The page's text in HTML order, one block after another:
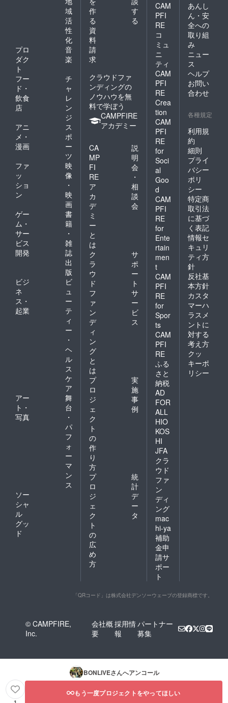
域
活
性
化
プロ
ダク
ト
音
楽
フー
ド・
飲食
店
チ
ャ
レ
ン
ジ
アニ
メ・
漫画
ス
ポ
ー
ツ
ファ
ッ
ショ
ン
映
像
・
映
画
ゲー
ム・
サー
ビス
開発
書
籍
・
雑
誌
出
版
ビジ
ネ
ス・
起業
ビ
ュ
ー
テ
ィ
ー
・
ヘ
ル
ス
ケ
ア
アー
ト・
写真
舞
台
・
パ
フ
ォ
ー
マ
ン
ス
ソー
シャ
ル
グッ
ド
作
る
す
る
資
料
請
求
クラウドファ
ンディングの
ノウハウを無
料で学ぼう
CAMPFIRE
アカデミー
CA
MP
FI
RE
ア
カ
デ
ミ
ー
と
は
説
明
会
・
相
談
会
ク
ラ
ウ
ド
フ
ァ
ン
デ
ィ
ン
グ
と
は
サ
ポ
ー
ト
サ
ー
ビ
ス
プ
ロ
ジ
ェ
ク
ト
の
作
り
方
実
施
事
例
プ
ロ
ジ
ェ
ク
ト
の
広
め
方
統
計
デ
ー
タ
CAM
PFI
RE
コ
ミュ
ニ
ティ
CAM
PFI
RE
Crea
tion
CAM
PFI
RE
for
Soci
al
Goo
d
CAM
PFI
RE
for
Ente
rtain
men
t
CAM
PFI
RE
for
Spor
ts
CAM
PFI
RE
ふる
さと
納税
AD
FOR
ALL
HIO
KOS
HI
JFA
クラ
ウド
ファ
ン
ディ
ング
mac
hi-ya
補助
金申
請サ
ポー
ト
あんし
ん・安
全への
取り組
み
ニュー
ス
ヘルプ
お問い
合わせ
各種規定
利用規
約
細則
プライ
バシー
ポリ
シー
特定商
取引法
に基づ
く表記
情報セ
キュリ
ティ方
針
反社基
本方針
カスタ
マーハ
ラスメ
ントに
対する
考え方
クッ
キーポ
リシー
「QRコード」は株式会社デンソーウェーブの登録商標です。
© CAMPFIRE,
Inc.
会社概
要
採用情
報
パートナー
募集
BONLIVEさんへアンコール
もう一度プロジェクトをやってほしい